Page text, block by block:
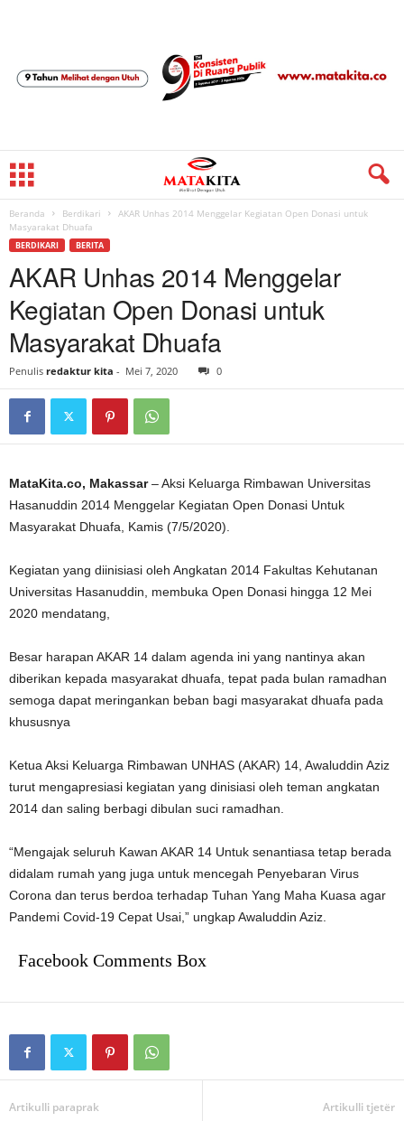
Beranda Berdikari
AKAR Unhas 2014 Menggelar Kegiatan Open Donasi untuk
Masyarakat Dhuafa
BERDIKARI BERITA
AKAR Unhas 2014 Menggelar
Kegiatan Open Donasi untuk
Masyarakat Dhuafa
Penulis redaktur kita - Mei 7, 2020 0
MataKita.co, Makassar– Aksi Keluarga Rimbawan Universitas
Hasanuddin 2014 Menggelar Kegiatan Open Donasi Untuk
Masyarakat Dhuafa, Kamis (7/5/2020).
Kegiatan yang diinisiasi oleh Angkatan 2014 Fakultas Kehutanan
Universitas Hasanuddin, membuka Open Donasi hingga 12 Mei
2020 mendatang,
Besar harapan AKAR 14 dalam agenda ini yang nantinya akan
diberikan kepada masyarakat dhuafa, tepat pada bulan ramadhan
semoga dapat meringankan beban bagi masyarakat dhuafa pada
khususnya
Ketua Aksi Keluarga Rimbawan UNHAS (AKAR) 14, Awaluddin Aziz
turut mengapresiasi kegiatan yang dinisiasi oleh teman angkatan
2014 dan saling berbagi dibulan suci ramadhan.
“Mengajak seluruh Kawan AKAR 14 Untuk senantiasa tetap berada
didalam rumah yang juga untuk mencegah Penyebaran Virus
Corona dan terus berdoa terhadap Tuhan Yang Maha Kuasa agar
Pandemi Covid-19 Cepat Usai,” ungkap Awaluddin Aziz.
Facebook Comments Box
Artikulli paraprak Artikulli tjetër